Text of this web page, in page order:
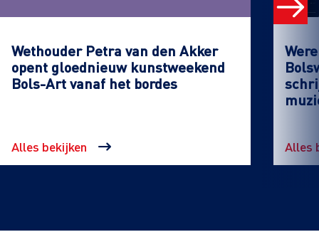
Wethouder Petra van den Akker
opent gloednieuw kunstweekend
Bols-Art vanaf het bordes
Alles bekijken Alles